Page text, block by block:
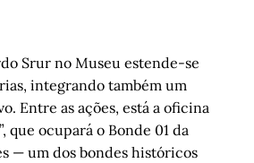
Srur no Museu estende-se
integrando também um
Entre as ações, está a oficina
que ocupará o Bonde 01 da
— um dos bondes históricos